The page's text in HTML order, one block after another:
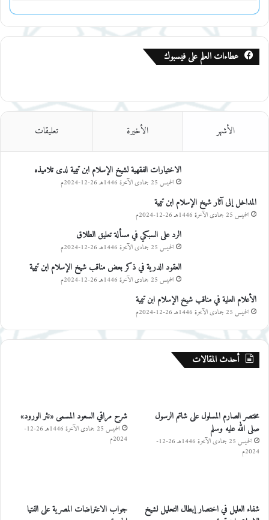
عطاءات العلم على فيسبوك
الأشهر الأخيرة تعليقات
الاختيارات الفقهية لشيخ الإسلام ابن تيمية لدى تلاميذه
الخميس 25 جمادى الآخرة 1446هـ 26-12-2024م
المداخل إلى آثار شيخ الإسلام ابن تيمية
الخميس 25 جمادى الآخرة 1446هـ 26-12-2024م
الرد على السبكي في مسألة تعليق الطلاق
الخميس 25 جمادى الآخرة 1446هـ 26-12-2024م
العقود الدرية في ذكر بعض مناقب شيخ الإسلام ابن تيمية
الخميس 25 جمادى الآخرة 1446هـ 26-12-2024م
الأعلام العلية في مناقب شيخ الإسلام ابن تيمية
الخميس 25 جمادى الآخرة 1446هـ 26-12-2024م
أحدث المقالات
مختصر الصارم المسلول على شاتم الرسول
صلى الله عليه وسلم
الخميس 25 جمادى الآخرة 1446هـ 26-12-
2024م
شرح مراقي السعود المسمى «نثر الورود»
الخميس 25 جمادى الآخرة 1446هـ 26-12-
2024م
شفاء العليل في اختصار إبطال التحليل لشيخ جواب الاعتراضات المصرية على الفتيا